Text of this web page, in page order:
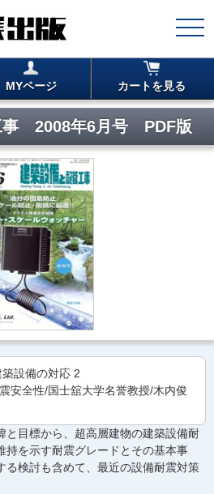
MYページ カートを見る
事 2008年6月号 PDF版
設備の対応 2
安全性/国士舘大学名誉教授/木内俊
と目標から、超高層建物の建築設備耐
持を示す耐震グレードとその基本事
る検討も含めて、最近の設備耐震対策